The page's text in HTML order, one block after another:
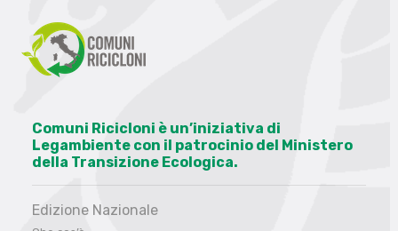
Comuni Ricicloni è un’iniziativa di
Legambiente con il patrocinio del Ministero
della Transizione Ecologica.
Edizione Nazionale